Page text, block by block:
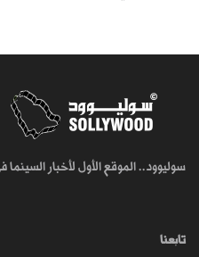
سوليوود.. الموقع الأول لأخبار السينما
تابعنا